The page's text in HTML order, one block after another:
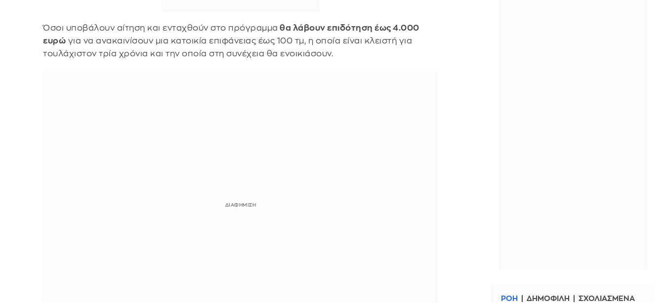
Όσοι υποβάλουν αίτηση και ενταχθούν στο πρόγραμμα θα λάβουν επιδότηση έως 4.000
ευρώ για να ανακαινίσουν μια κατοικία επιφάνειας έως 100 τμ, η οποία είναι κλειστή για
τουλάχιστον τρία χρόνια και την οποία στη συνέχεια θα ενοικιάσουν.
ΡΟΗ ΔΗΜΟΦΙΛΗ ΣΧΟΛΙΑΣΜΕΝΑ